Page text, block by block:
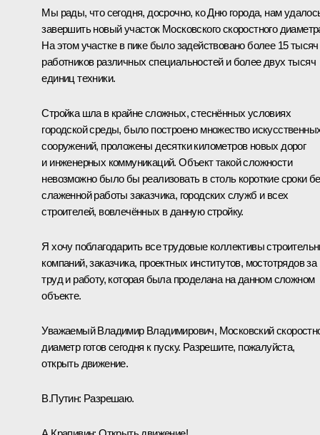
Мы рады, что сегодня, досрочно, ко Дню города, нам
завершить новый участок Московского скоростного
На этом участке в пике было задействовано более 15 тысяч
работников различных специальностей и более двух тысяч
единиц техники.
Стройка шла в крайне сложных, стеснённых условиях
городской среды, было построено множество
сооружений, проложены десятки километров новых дорог
и инженерных коммуникаций. Объект такой сложности
невозможно было бы реализовать в столь короткие сроки
слаженной работы заказчика, городских служб и всех
строителей, вовлечённых в данную стройку.
Я хочу поблагодарить все трудовые коллективы
компаний, заказчика, проектных институтов, мостотрядов за
труд и работу, которая была проделана на данном сложном
объекте.
Уважаемый Владимир Владимирович, Московский
диаметр готов сегодня к пуску. Разрешите, пожалуйста,
открыть движение.
В.Путин: Разрешаю.